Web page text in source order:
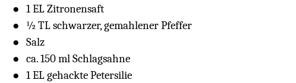
1 EL Zitronensaft
½ TL schwarzer, gemahlener Pfeffer
Salz
ca. 150 ml Schlagsahne
1 EL gehackte Petersilie